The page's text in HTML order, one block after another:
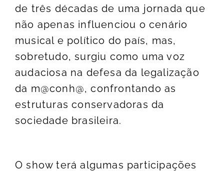
de três décadas de uma jornada que
não apenas influenciou o cenário
musical e político do país, mas,
sobretudo, surgiu como uma voz
audaciosa na defesa da legalização
da m@conh@, confrontando as
estruturas conservadoras da
sociedade brasileira.
O show terá algumas participações